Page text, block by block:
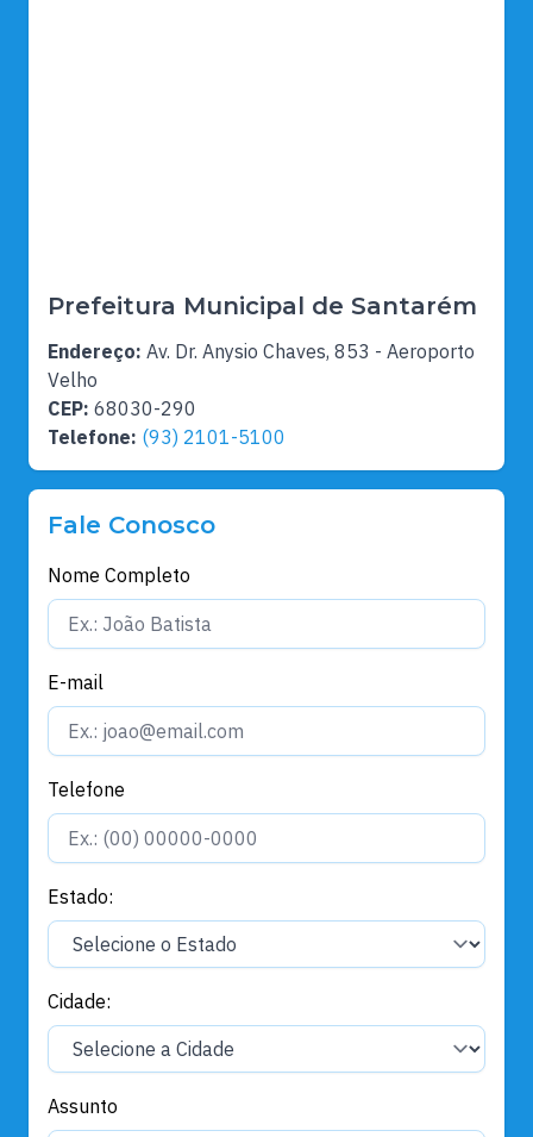
Prefeitura Municipal de Santarém
Endereço: Av. Dr. Anysio Chaves, 853 - Aeroporto
Velho
CEP: 68030-290
Telefone: (93) 2101-5100
Fale Conosco
Nome Completo
E-mail
Telefone
Estado:
Cidade:
Assunto